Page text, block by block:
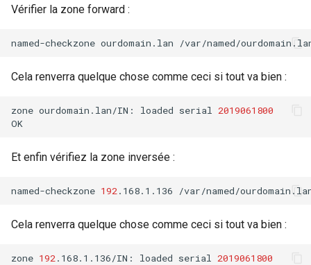
Vérifier la zone forward :
named-checkzone ourdomain.lan
Cela renverra quelque chose comme ceci si tout va bien :
zone ourdomain.lan/IN: loaded serial
2019061800
Et enfin vérifiez la zone inversée :
named-checkzone 192 .168.1.136
Cela renverra quelque chose comme ceci si tout va bien :
zone 192 .168.1.136/IN: loaded serial
2019061800